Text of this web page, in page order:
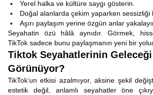
Yerel halka ve kültüre saygı gösterin.
Doğal alanlarda çekim yaparken sessizliği
Aşırı paylaşım yerine özgün anlar
Seyahatin özü hâlâ aynıdır. Görmek,
TikTok sadece bunu paylaşmanın yeni bir
Tiktok Seyahatlerinin Geleceği
Görünüyor?
TikTok’un etkisi azalmıyor, aksine şekil
estetik değil, anlamlı seyahatler öne